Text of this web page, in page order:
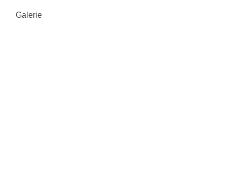
Galerie